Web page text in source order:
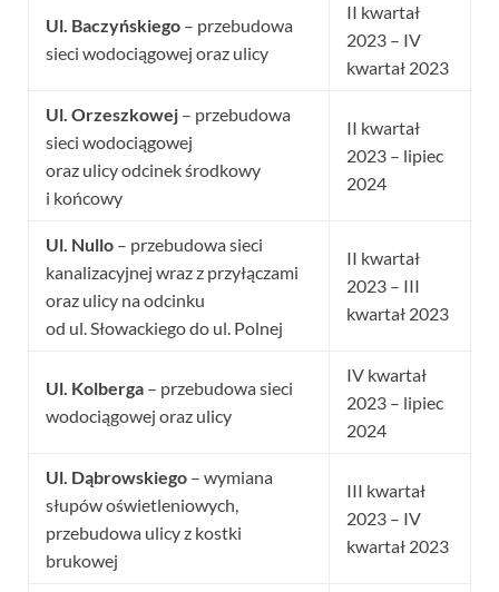
Ul. Baczyńskiego – przebudowa
sieci wodociągowej oraz ulicy
II kwartał
2023 – IV
kwartał 2023
Ul. Orzeszkowej – przebudowa
sieci wodociągowej
oraz ulicy odcinek środkowy
i końcowy
II kwartał
2023 – lipiec
2024
Ul. Nullo – przebudowa sieci
kanalizacyjnej wraz z przyłączami
oraz ulicy na odcinku
od ul. Słowackiego do ul. Polnej
II kwartał
2023 – III
kwartał 2023
Ul. Kolberga – przebudowa sieci
wodociągowej oraz ulicy
IV kwartał
2023 – lipiec
2024
Ul. Dąbrowskiego – wymiana
słupów oświetleniowych,
przebudowa ulicy z kostki
brukowej
III kwartał
2023 – IV
kwartał 2023